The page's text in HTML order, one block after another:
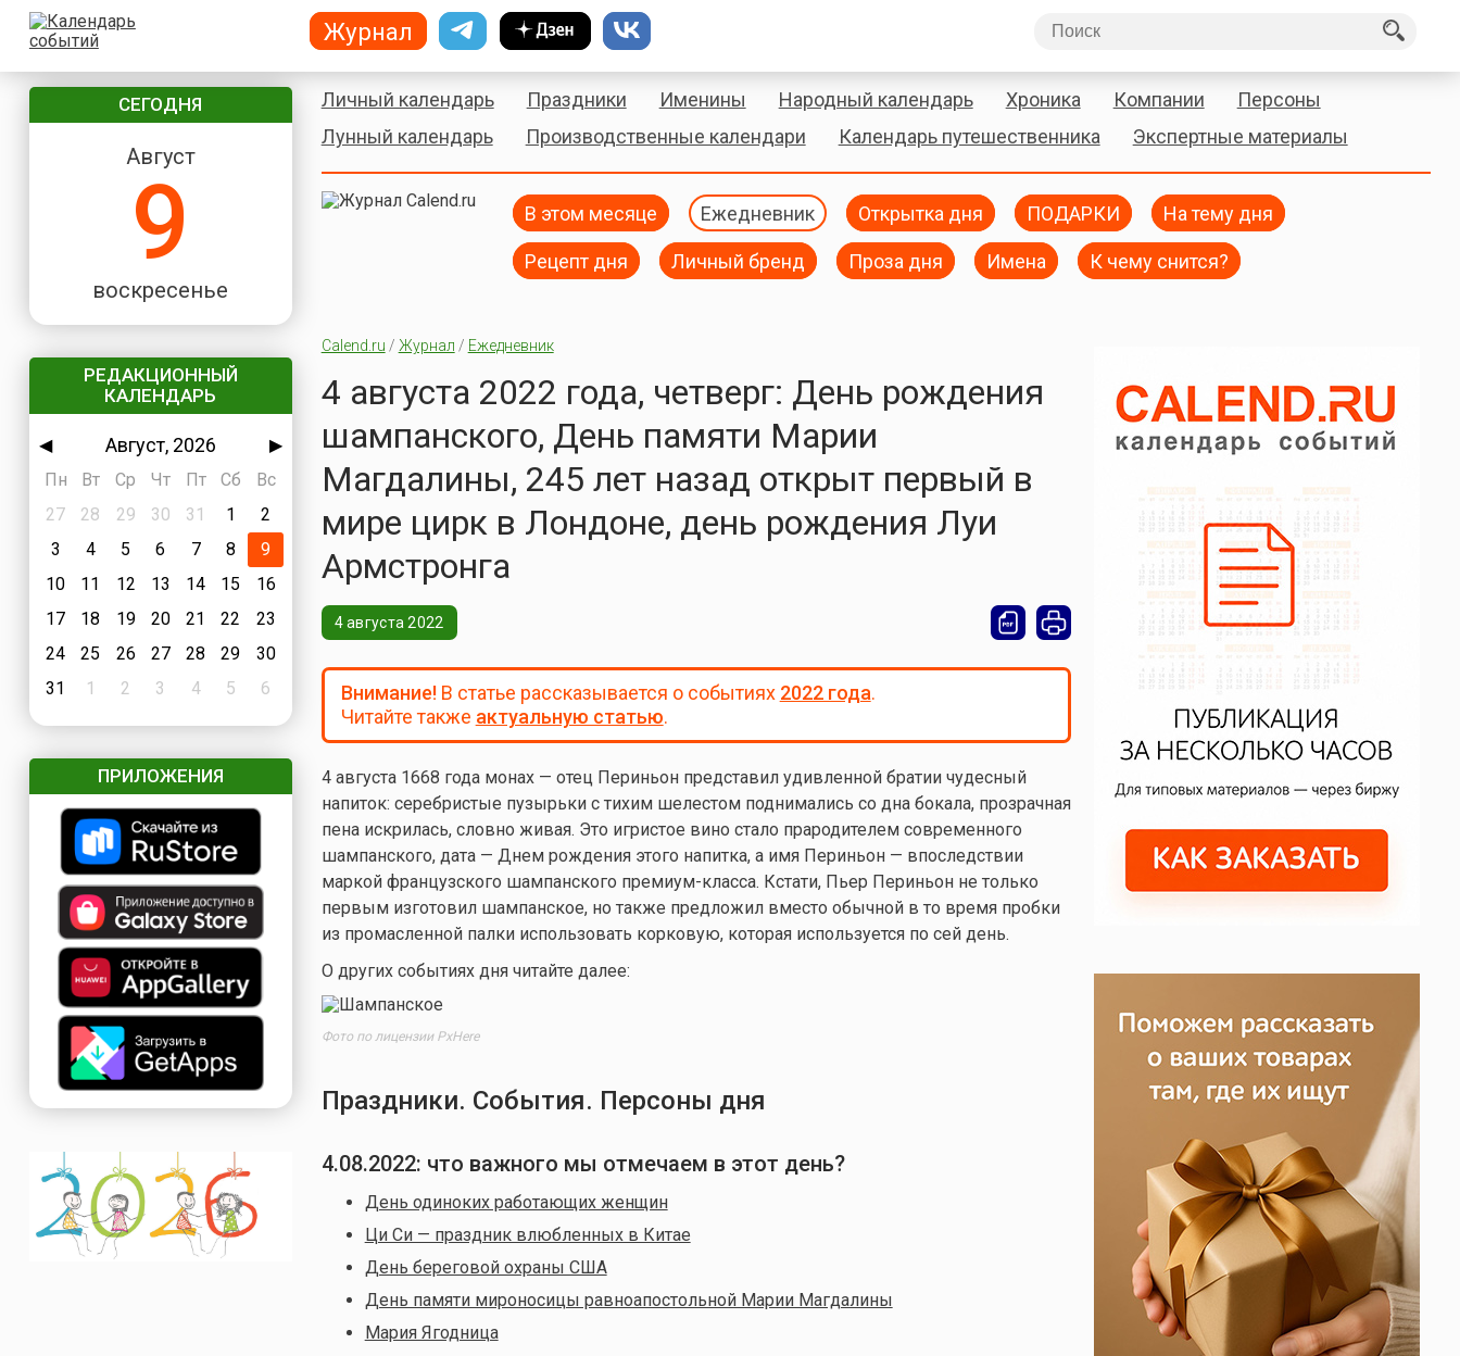
СЕГОДНЯ
Август
9
воскресенье
РЕДАКЦИОННЫЙ
КАЛЕНДАРЬ
◀ Август, 2026
▶
Пн
Вт Ср Чт Пт Сб
Вс
27
28 29 30 31 1
2
3
4 5 6 7 8
9
10
11 12 13 14 15
16
17
18 19 20 21 22
23
24
25 26 27 28 29
30
31
1 2 3 4 5 6
ПРИЛОЖЕНИЯ
Личный календарь Праздники Именины Народный календарь Хроника Компании
Персоны
Лунный календарь
Производственные календари Календарь путешественника Экспертные материалы
В этом месяце Ежедневник Открытка дня ПОДАРКИ На тему дня
Рецепт дня Личный бренд Проза дня Имена К чему снится?
Calend.ru / Журнал / Ежедневник
4 августа 2022 года, четверг: День рождения
шампанского, День памяти Марии
Магдалины, 245 лет назад открыт первый в
мире цирк в Лондоне, день рождения Луи
Армстронга
4 августа 2022
Внимание!В статье рассказывается о событиях 2022 года.
Читайте также актуальную статью.
4 августа 1668 года монах — отец Периньон представил удивленной братии чудесный
напиток: серебристые пузырьки с тихим шелестом поднимались со дна бокала, прозрачная
пена искрилась, словно живая. Это игристое вино стало прародителем современного
шампанского, дата — Днем рождения этого напитка, а имя Периньон — впоследствии
маркой французского шампанского премиум-класса. Кстати, Пьер Периньон не только
первым изготовил шампанское, но также предложил вместо обычной в то время пробки
из промасленной палки использовать корковую, которая используется по сей день.
О других событиях дня читайте далее:
Фото по лицензии PxHere
Праздники. События. Персоны дня
4.08.2022: что важного мы отмечаем в этот день?
День одиноких работающих женщин
Ци Си — праздник влюбленных в Китае
День береговой охраны США
День памяти мироносицы равноапостольной Марии Магдалины
Мария Ягодница
Журнал